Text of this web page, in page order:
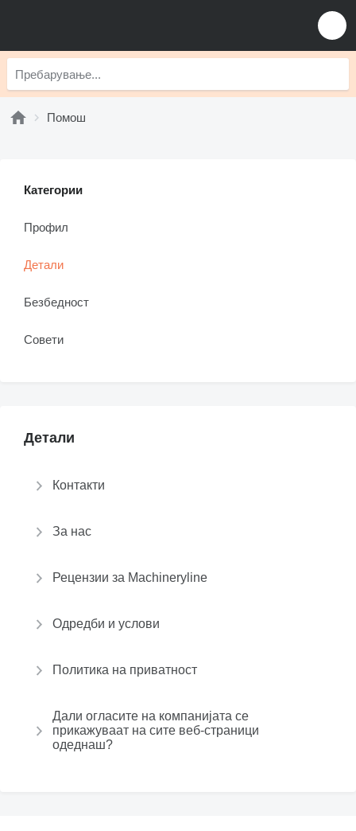
Помош
Детали
Контакти
За нас
Рецензии за Machineryline
Одредби и услови
Политика на приватност
Дали огласите на компанијата се
прикажуваат на сите веб-страници
одеднаш?
Категории
Профил
Детали
Безбедност
Совети